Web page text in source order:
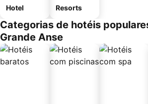
Hotel Resorts
Categorias de hotéis
Grande Anse